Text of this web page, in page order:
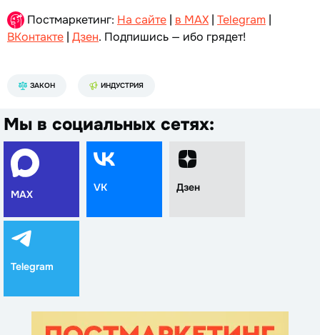
Постмаркетинг: На сайте | в MAX | Telegram |
ВКонтакте | Дзен. Подпишись — ибо грядет!
ЗАКОН ИНДУСТРИЯ
Мы в социальных сетях:
MAX
VK Дзен
Telegram